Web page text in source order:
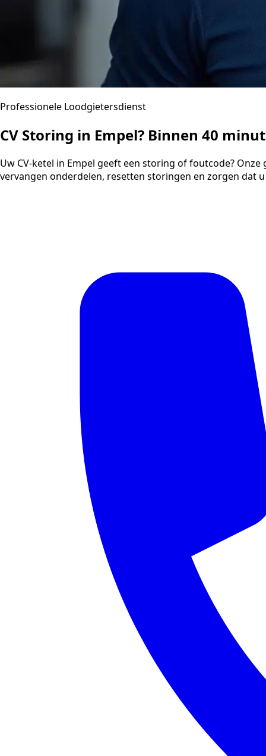
Professionele Loodgietersdienst
CV Storing in Empel? Binnen 40
Uw CV-ketel in Empel geeft een storing of foutcode?
vervangen onderdelen, resetten storingen en zorgen dat